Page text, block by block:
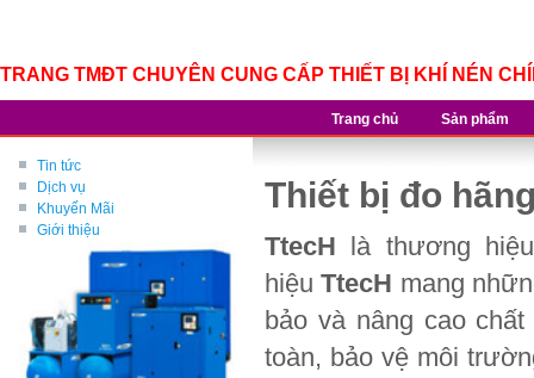
TRANG TMĐT CHUYÊN CUNG CẤP THIẾT BỊ KHÍ NÉN
Trang chủ Sản phẩm
Tin tức
Dịch vụ
Khuyến Mãi
Giới thiệu
Thiết bị đo
TtecH là thương
hiệuTtecH mang
bảo và nâng cao
toàn, bảo vệ môi